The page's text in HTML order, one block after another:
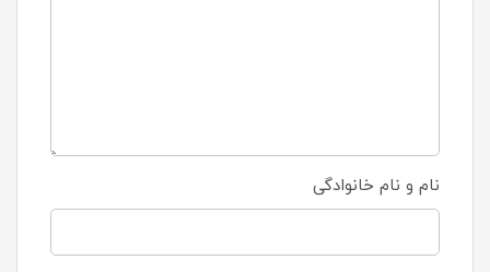
نام و نام خانوادگی